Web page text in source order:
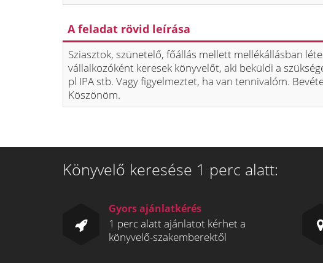
A feladat rövid leírása
Sziasztok, szünetelő, főállás mellett mellékállásban
vállalkozóként keresek könyvelőt, aki beküldi a
pl IPA stb. Vagy figyelmeztet, ha van tennivalóm.
Köszönöm.
Könyvelő keresése 1 perc alatt:
Gyors ajánlatkérés
1 perc alatt ajánlatot kérhet a
könyvelő-szakemberektől